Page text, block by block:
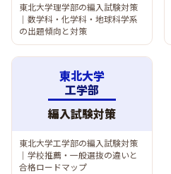
東北大学理学部の編入試験対策
｜数学科・化学科・地球科学系
の出題傾向と対策
東北大学
工学部
編入試験対策
東北大学工学部の編入試験対策
｜学校推薦・一般選抜の違いと
合格ロードマップ